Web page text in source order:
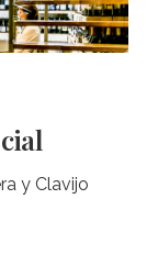
y Clavijo